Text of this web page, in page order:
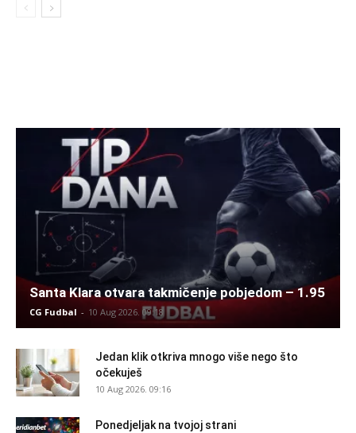
Santa Klara otvara takmičenje pobjedom – 1.95
CG Fudbal - 10 Aug 2026. 09:18
Jedan klik otkriva mnogo više nego što
očekuješ
10 Aug 2026. 09:16
Ponedjeljak na tvojoj strani